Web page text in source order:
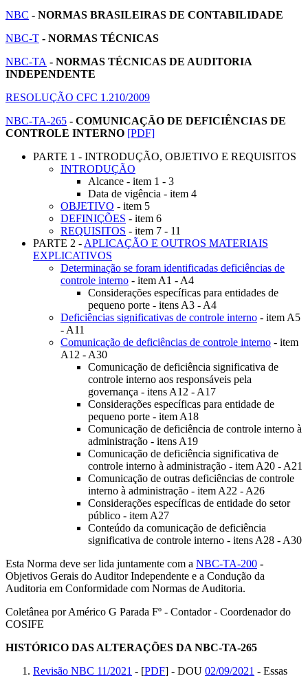
NBC - NORMAS BRASILEIRAS DE CONTABILIDADE
NBC-T - NORMAS TÉCNICAS
NBC-TA - NORMAS TÉCNICAS DE AUDITORIA
INDEPENDENTE
RESOLUÇÃO CFC 1.210/2009
NBC-TA-265 - COMUNICAÇÃO DE DEFICIÊNCIAS DE
CONTROLE INTERNO [PDF]
PARTE 1 - INTRODUÇÃO, OBJETIVO E REQUISITOS
INTRODUÇÃO
Alcance - item 1 - 3
Data de vigência - item 4
OBJETIVO - item 5
DEFINIÇÕES - item 6
REQUISITOS - item 7 - 11
PARTE 2 - APLICAÇÃO E OUTROS MATERIAIS
EXPLICATIVOS
Determinação se foram identificadas deficiências de
controle interno - item A1 - A4
Considerações específicas para entidades de
pequeno porte - itens A3 - A4
Deficiências significativas de controle interno - item A5
- A11
Comunicação de deficiências de controle interno - item
A12 - A30
Comunicação de deficiência significativa de
controle interno aos responsáveis pela
governança - itens A12 - A17
Considerações específicas para entidade de
pequeno porte - item A18
Comunicação de deficiência de controle interno à
administração - itens A19
Comunicação de deficiência significativa de
controle interno à administração - item A20 - A21
Comunicação de outras deficiências de controle
interno à administração - item A22 - A26
Considerações específicas de entidade do setor
público - item A27
Conteúdo da comunicação de deficiência
significativa de controle interno - itens A28 - A30
Esta Norma deve ser lida juntamente com a NBC-TA-200 -
Objetivos Gerais do Auditor Independente e a Condução da
Auditoria em Conformidade com Normas de Auditoria.
Coletânea por Américo G Parada Fº - Contador - Coordenador do
COSIFE
HISTÓRICO DAS ALTERAÇÕES DA NBC-TA-265
Revisão NBC 11/2021 - [PDF] - DOU 02/09/2021 - Essas